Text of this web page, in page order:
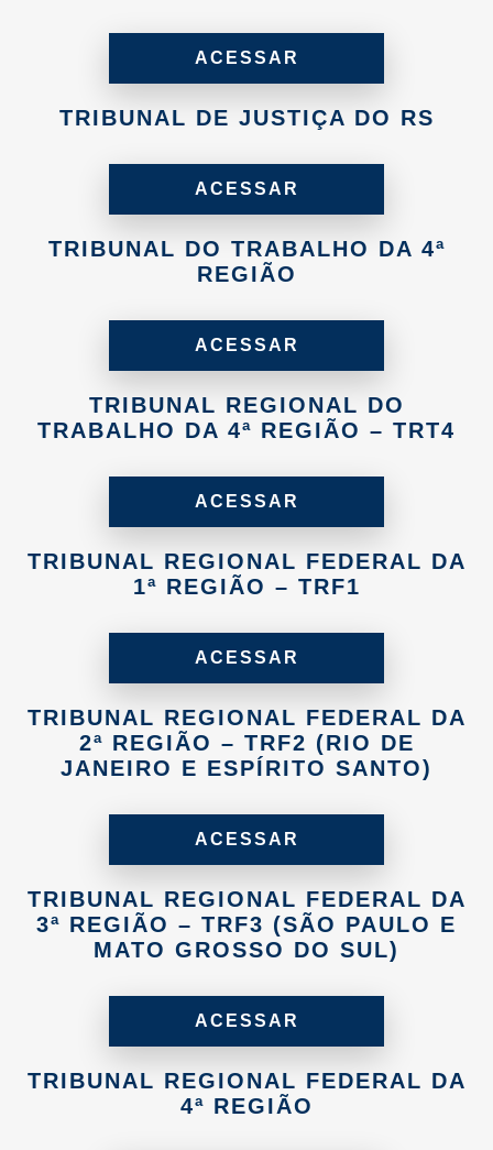
ACESSAR
TRIBUNAL DE JUSTIÇA DO RS
ACESSAR
TRIBUNAL DO TRABALHO DA 4ª
REGIÃO
ACESSAR
TRIBUNAL REGIONAL DO
TRABALHO DA 4ª REGIÃO – TRT4
ACESSAR
TRIBUNAL REGIONAL FEDERAL DA
1ª REGIÃO – TRF1
ACESSAR
TRIBUNAL REGIONAL FEDERAL DA
2ª REGIÃO – TRF2 (RIO DE
JANEIRO E ESPÍRITO SANTO)
ACESSAR
TRIBUNAL REGIONAL FEDERAL DA
3ª REGIÃO – TRF3 (SÃO PAULO E
MATO GROSSO DO SUL)
ACESSAR
TRIBUNAL REGIONAL FEDERAL DA
4ª REGIÃO